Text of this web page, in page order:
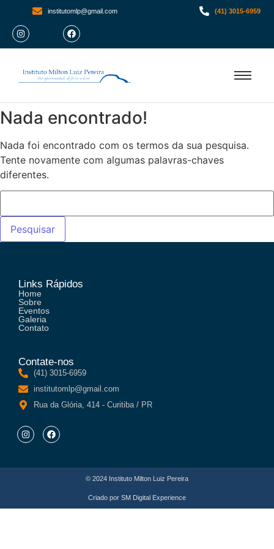
institutomlp@gmail.com (41) 3015-6959
Nada encontrado!
Nada foi encontrado com os termos da sua pesquisa.
Tente novamente com algumas palavras-chaves
diferentes.
Links Rápidos
Home
Sobre
Eventos
Galeria
Contato
Contate-nos
(41) 3015-6959
institutomlp@gmail.com
Rua da Glória, 414 - Curitiba / PR
© 2024 Instituto Milton Luiz Pereira
Criado por SM Digital Experience